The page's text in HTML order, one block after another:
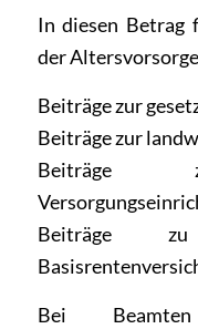
In diesen Betrag
der
Beiträge zur
Beiträge zur
Beiträge
Beiträge
Bei